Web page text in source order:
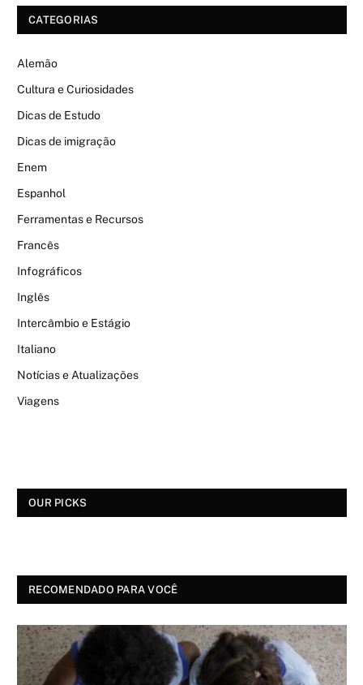
CATEGORIAS
Alemão
Cultura e Curiosidades
Dicas de Estudo
Dicas de imigração
Enem
Espanhol
Ferramentas e Recursos
Francês
Infográficos
Inglês
Intercâmbio e Estágio
Italiano
Notícias e Atualizações
Viagens
OUR PICKS
RECOMENDADO PARA VOCÊ